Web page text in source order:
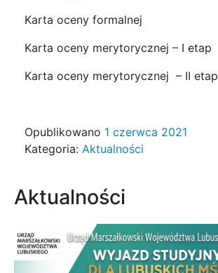
Karta oceny formalnej
Karta oceny merytorycznej – I etap
Karta oceny merytorycznej – II etap
Opublikowano 1 czerwca 2021
Kategoria: Aktualności
Aktualności